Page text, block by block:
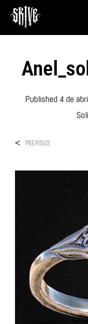
Published 4 de
< PREVIOUS